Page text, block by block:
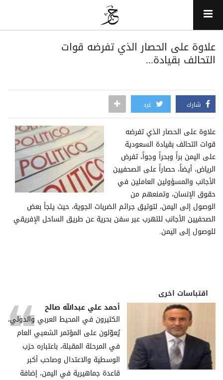
علاوة على الحصار الذي تفرضه قوات
التحالف بقيادة...
شارك غرد
علاوة على الحصار الذي تفرضه
قوات التحالف بقيادة السعودية
على اليمن براً وبحراً وجواً، تفرض
الرياض، أيضاً، حصاراً على الصحفيين
الأجانب والمسؤولين العاملين في
حقوق الإنسان، وتمنعهم من
الوصول إلى اليمن، لتوثيق جرائم الضربات الجوية، حيث يلجأ بعض
الصحفيين الأجانب للتهرب عبر سفن بحرية عن طريق الساحل الإفريقي
للوصول إلى اليمن.
اقتباسات اخرى
أحمد علي عبدالله صالح
الكثيرون في المحيط العربي والدولي،
يُعوّلون على المؤتمر الشعبي العام
في المرحلة المقبلة، باعتباره حزب
الوسطية والاعتدال وصاحب أكبر
قاعدة جماهيرية في اليمن، إضافة